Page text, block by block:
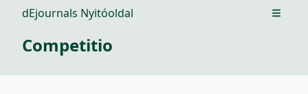
dEjournals Nyitóoldal Open
Competitio